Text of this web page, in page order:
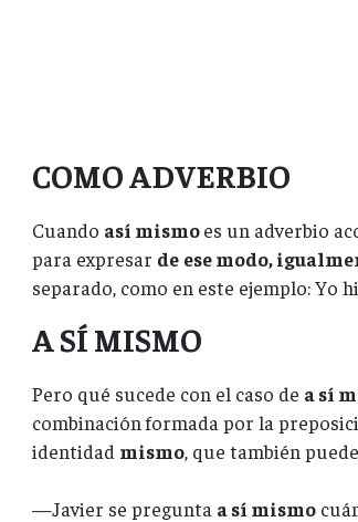
COMO ADVERBIO
Cuando así mismoes un adverbio
para expresar de ese modo,
separado, como en este ejemplo: Yo
A SÍ MISMO
Pero qué sucede con el caso de a sí
combinación formada por la
identidad mismo, que también
—Javier se pregunta a sí mismo